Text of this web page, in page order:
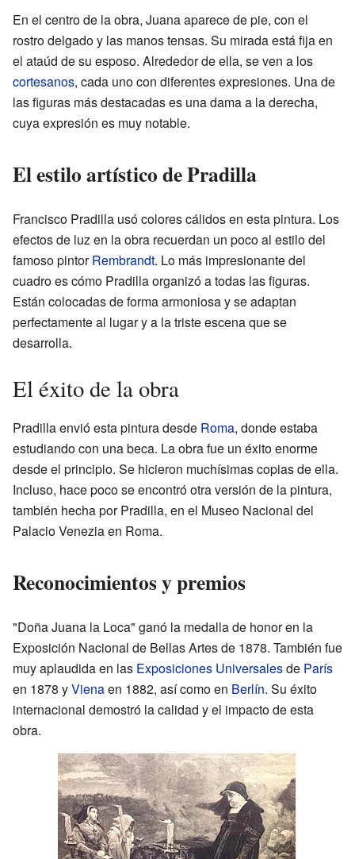
En el centro de la obra, Juana aparece de pie, con el
rostro delgado y las manos tensas. Su mirada está fija en
el ataúd de su esposo. Alrededor de ella, se ven a los
cortesanos, cada uno con diferentes expresiones. Una de
las figuras más destacadas es una dama a la derecha,
cuya expresión es muy notable.
El estilo artístico de Pradilla
Francisco Pradilla usó colores cálidos en esta pintura. Los
efectos de luz en la obra recuerdan un poco al estilo del
famoso pintorRembrandt. Lo más impresionante del
cuadro es cómo Pradilla organizó a todas las figuras.
Están colocadas de forma armoniosa y se adaptan
perfectamente al lugar y a la triste escena que se
desarrolla.
El éxito de la obra
Pradilla envió esta pintura desde Roma, donde estaba
estudiando con una beca. La obra fue un éxito enorme
desde el principio. Se hicieron muchísimas copias de ella.
Incluso, hace poco se encontró otra versión de la pintura,
también hecha por Pradilla, en el Museo Nacional del
Palacio Venezia en Roma.
Reconocimientos y premios
"Doña Juana la Loca" ganó la medalla de honor en la
Exposición Nacional de Bellas Artes de 1878. También fue
muy aplaudida en las Exposiciones Universalesde París
en 1878 yVienaen 1882, así como en Berlín. Su éxito
internacional demostró la calidad y el impacto de esta
obra.